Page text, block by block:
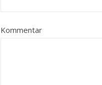
Kommentar